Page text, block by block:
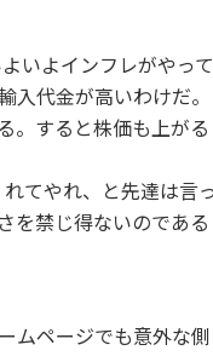
いよインフレがやって
代金が高いわけだ。
。すると株価も上がる
てやれ、と先達は言
を禁じ得ないのである
ムページでも意外な側